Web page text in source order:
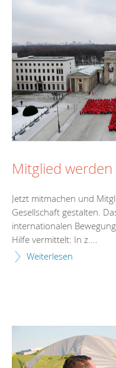
Mitglied werden
Jetzt mitmachen und
Gesellschaft gestalten.
internationalen
Hilfe vermittelt: In z....
Weiterlesen